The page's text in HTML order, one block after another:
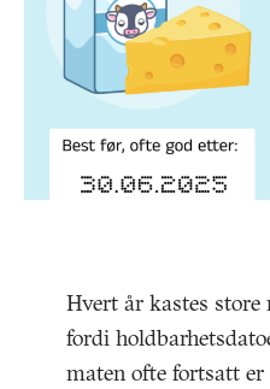
Hvert år kastes store
fordi
maten ofte fortsatt er